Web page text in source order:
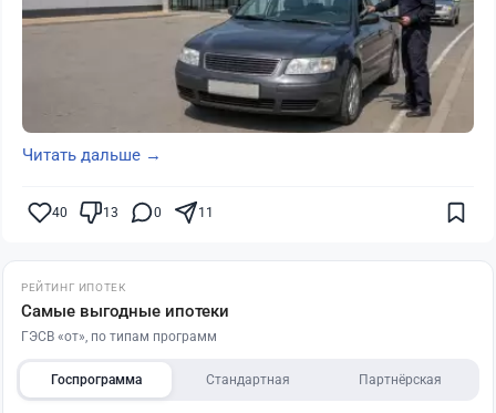
Читать дальше →
40 13 0 11
РЕЙТИНГ ИПОТЕК
Самые выгодные ипотеки
ГЭСВ «от», по типам программ
Госпрограмма Стандартная Партнёрская